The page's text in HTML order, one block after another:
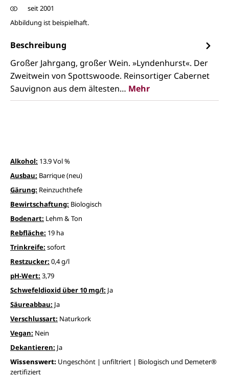
seit 2001
Abbildung ist beispielhaft.
Beschreibung
Großer Jahrgang, großer Wein. »Lyndenhurst«. Der
Zweitwein von Spottswoode. Reinsortiger Cabernet
Sauvignon aus dem ältesten… Mehr
Alkohol: 13.9 Vol %
Ausbau: Barrique (neu)
Gärung: Reinzuchthefe
Bewirtschaftung: Biologisch
Bodenart: Lehm & Ton
Rebfläche: 19 ha
Trinkreife: sofort
Restzucker: 0,4 g/l
pH-Wert: 3,79
Schwefeldioxid über 10 mg/l: Ja
Säureabbau: Ja
Verschlussart: Naturkork
Vegan: Nein
Dekantieren: Ja
Wissenswert: Ungeschönt | unfiltriert | Biologisch und Demeter®
zertifiziert